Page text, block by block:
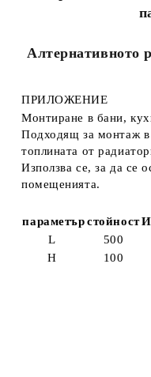
Алтернативното
ПРИЛОЖЕНИЕ
Монтиране в бани,
Подходящ за монтаж в
топлината от
Използва се, за да се
помещенията.
параметър стойност
L
500
Н
100